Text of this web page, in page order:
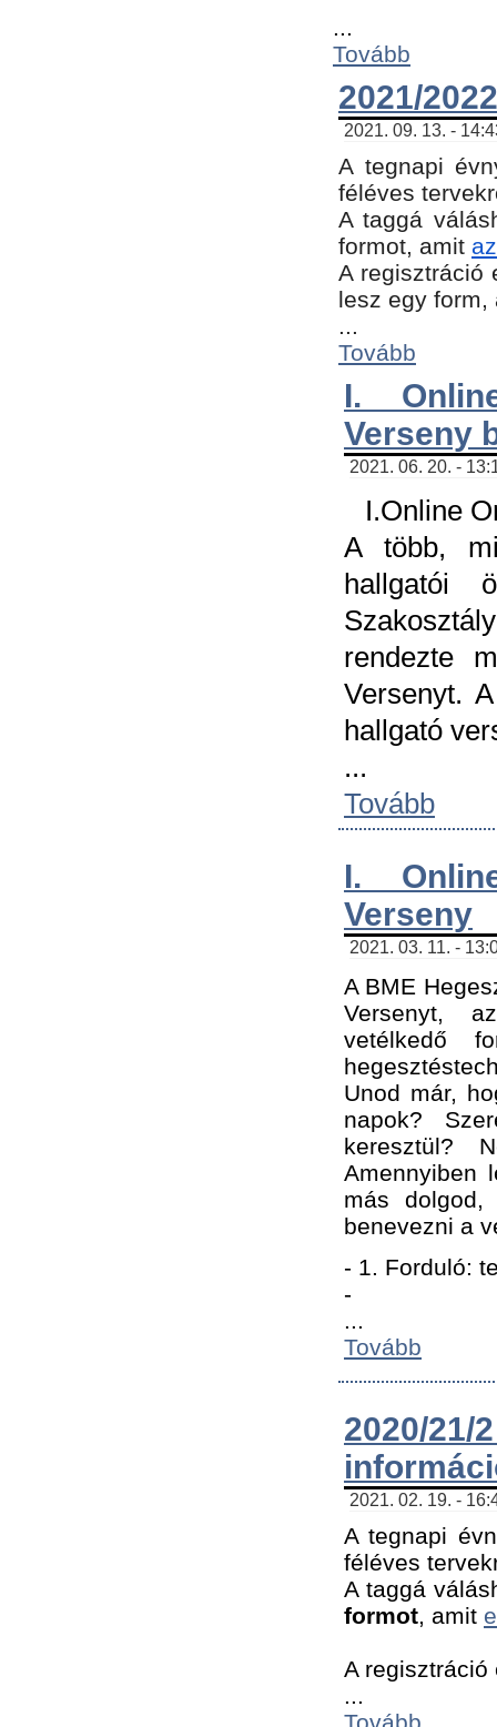
...
Tovább
2021/
2021. 09. 13. -
A tegnapi
féléves
A taggá
formot, amit
A regisztráció
lesz egy
...
Tovább
I.
Verseny
2021. 06. 20. -
I.Online
A több,
hallgatói
rendezte
Versenyt.
hallgató
...
Tovább
I.
Verseny
2021. 03. 11. -
A BME
Versenyt,
vetélkedő
Unod már,
napok?
keresztül?
Amennyiben
más
benevezni a
- 1. Forduló:
-
...
Tovább
2020/
2021. 02. 19. -
A tegnapi
féléves
A taggá
formot, amit
A
...